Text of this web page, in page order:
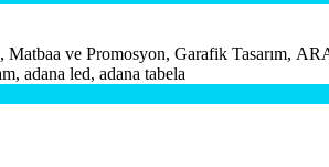
ve Promosyon, Garafik Tasarım,
adana led, adana tabela